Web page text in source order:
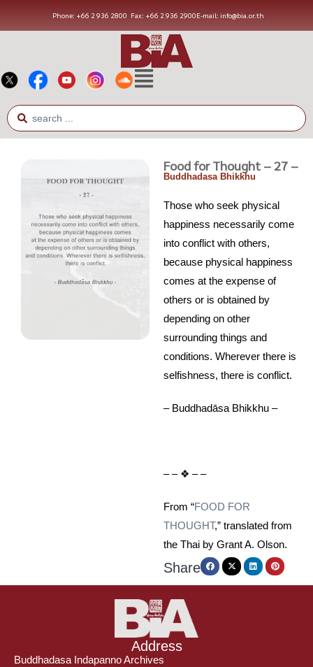
Phone: +66 2 936 2800 Fax: +66 2 936 2900E-mail: info@bia.or.th
Food for Thought – 27 –
Buddhadasa Bhikkhu
Those who seek physical
happiness necessarily come
into conflict with others,
because physical happiness
comes at the expense of
others or is obtained by
depending on other
surrounding things and
conditions. Wherever there is
selfishness, there is conflict.
– Buddhadāsa Bhikkhu –
– – ❖ – –
From “FOOD FOR
THOUGHT,” translated from
the Thai by Grant A. Olson.
Share
Address
Buddhadasa Indapanno Archives